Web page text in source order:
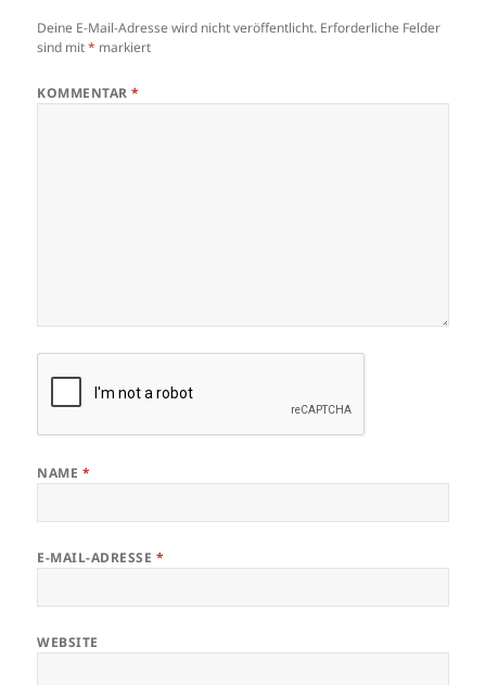
Deine E-Mail-Adresse wird nicht veröffentlicht. Erforderliche Felder
sind mit* markiert
KOMMENTAR*
NAME *
E-MAIL-ADRESSE *
WEBSITE